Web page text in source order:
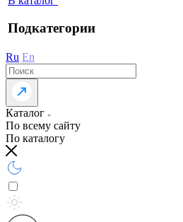
Подкатегории
Ru En
Каталог
По всему сайту
По каталогу